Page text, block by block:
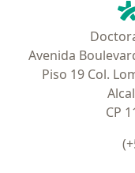
Avenida
Piso 19 Col.
CP